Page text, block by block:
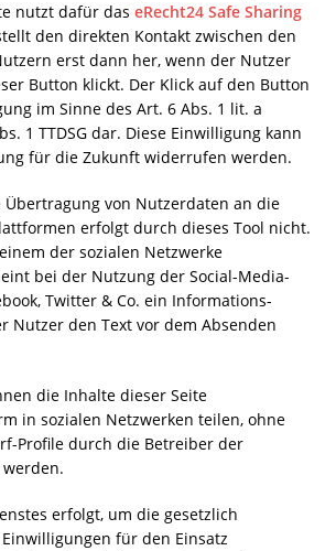
nutzt dafür das eRecht24 Safe Sharing
den direkten Kontakt zwischen den
erst dann her, wenn der Nutzer
Button klickt. Der Klick auf den Button
im Sinne des Art. 6 Abs. 1 lit. a
1 TTDSG dar. Diese Einwilligung kann
für die Zukunft widerrufen werden.
Übertragung von Nutzerdaten an die
erfolgt durch dieses Tool nicht.
der sozialen Netzwerke
bei der Nutzung der Social-Media-
Twitter & Co. ein Informations-
Nutzer den Text vor dem Absenden
die Inhalte dieser Seite
in sozialen Netzwerken teilen, ohne
Profile durch die Betreiber der
erfolgt, um die gesetzlich
für den Einsatz